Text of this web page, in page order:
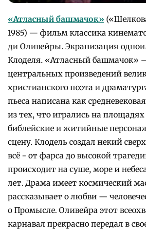
«Атласный башмачок»
1985) — фильм классика
ди Оливейры. Экранизация
Клоделя. «Атласный башмачок»
центральных произведений
христианского поэта и
пьеса написана как
из тех, что игрались на площадях
библейские и житийные
сцену. Клодель создал некий
всё - от фарса до высокой
происходит на суше, море и
лет. Драма имеет космический
рассказывает о любви —
о Промысле. Оливейра этот
карнавал прекрасно передал в